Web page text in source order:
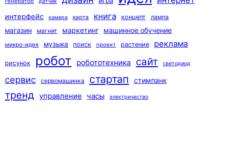
интерфейс камера карта книга концепт лампа
магазин магнит маркетинг машинное обучение
микро-идея музыка поиск проект растение реклама
рисунок робот робототехника сайт светодиод
сервис сервомашинка стартап стимпанк
тренд управление часы электричество